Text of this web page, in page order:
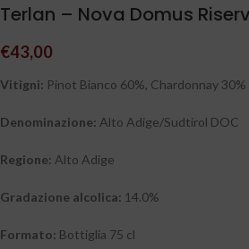
Terlan – Nova Domus
€43,00
Vitigni: Pinot Bianco 60%, Chardonnay
Denominazione: Alto Adige/Sudtirol DOC
Regione: Alto Adige
Gradazione alcolica: 14.0%
Formato: Bottiglia 75 cl